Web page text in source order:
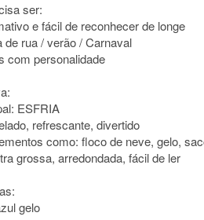
ser:
e fácil de reconhecer de longe
de rua / verão / Carnaval
com personalidade
ESFRIA
refrescante, divertido
como: floco de neve, gelo,
grossa, arredondada, fácil de ler
gelo